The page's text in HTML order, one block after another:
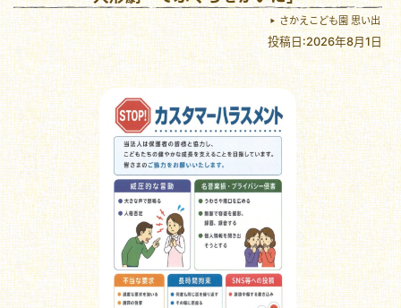
さかえこども園 思い出
投稿日:2026年8月1日